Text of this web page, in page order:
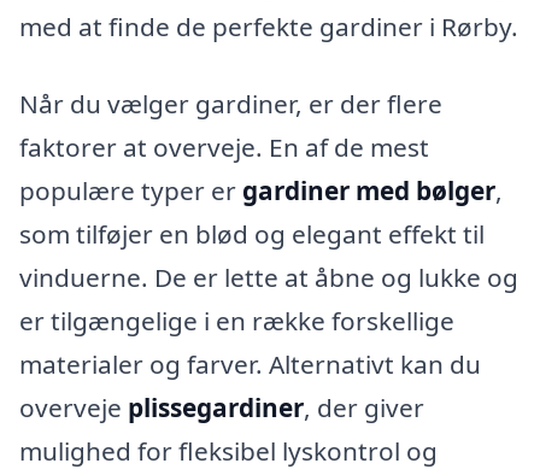
med at finde de perfekte gardiner i Rørby.
Når du vælger gardiner, er der flere
faktorer at overveje. En af de mest
populære typer er gardiner med bølger,
som tilføjer en blød og elegant effekt til
vinduerne. De er lette at åbne og lukke og
er tilgængelige i en række forskellige
materialer og farver. Alternativt kan du
overveje plissegardiner, der giver
mulighed for fleksibel lyskontrol og